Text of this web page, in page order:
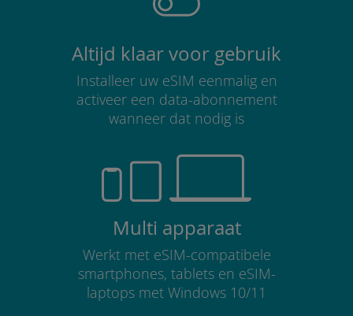
Altijd klaar voor gebruik
Installeer uw eSIM eenmalig en
activeer een data-abonnement
wanneer dat nodig is
Multi apparaat
Werkt met eSIM-compatibele
smartphones, tablets en eSIM-
laptops met Windows 10/11